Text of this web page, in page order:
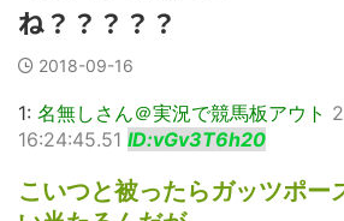
ね？？？？？
2018-09-16
1: 名無しさん＠実況で競馬板アウト
16:24:45.51 ID:vGv3T6h20
こいつと被ったらガッツポー